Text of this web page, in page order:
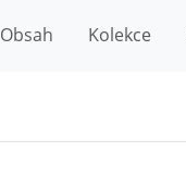
Obsah Kolekce